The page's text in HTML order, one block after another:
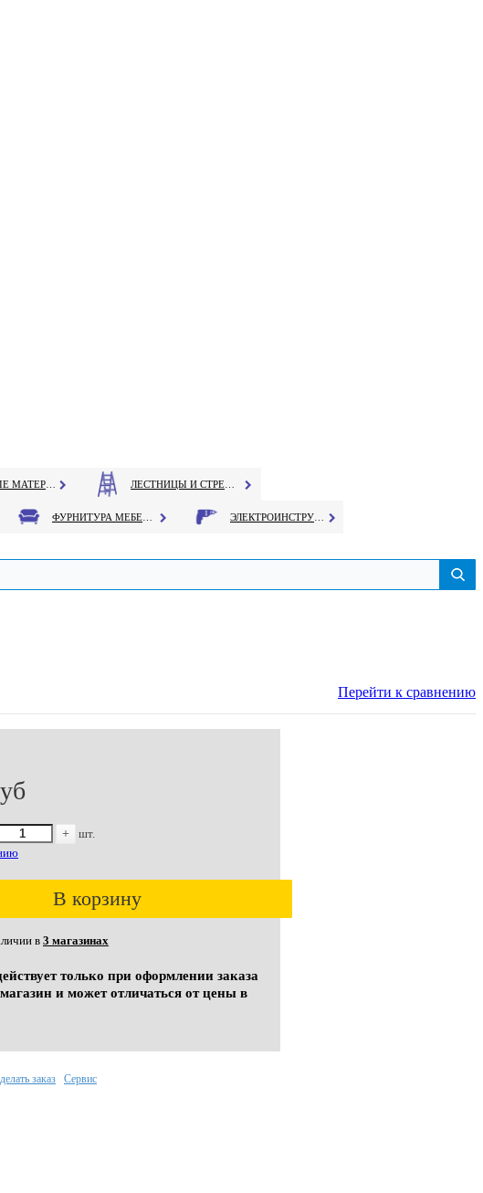
Перейти к сравнению
+
шт.
В корзину
в3 магазинах
только при оформлении заказа
магазин и может отличаться от цены в
заказ Сервис